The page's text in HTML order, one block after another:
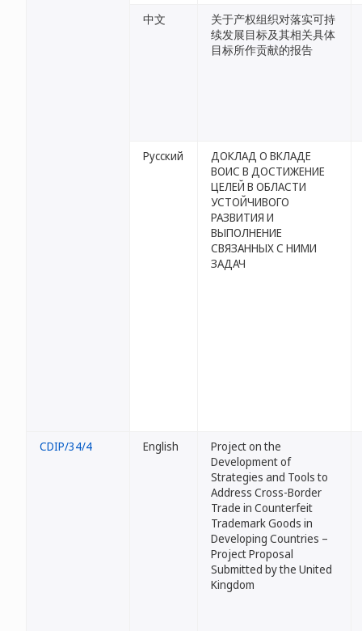
中文
关于产权组织对落实可持
续发展目标及其相关具体
目标所作贡献的报告
Русский
ДОКЛАД О ВКЛАДЕ
ВОИС В ДОСТИЖЕНИЕ
ЦЕЛЕЙ В ОБЛАСТИ
УСТОЙЧИВОГО
РАЗВИТИЯ И
ВЫПОЛНЕНИЕ
СВЯЗАННЫХ С НИМИ
ЗАДАЧ
CDIP/34/4 English
Project on the
Development of
Strategies and Tools to
Address Cross-Border
Trade in Counterfeit
Trademark Goods in
Developing Countries –
Project Proposal
Submitted by the United
Kingdom